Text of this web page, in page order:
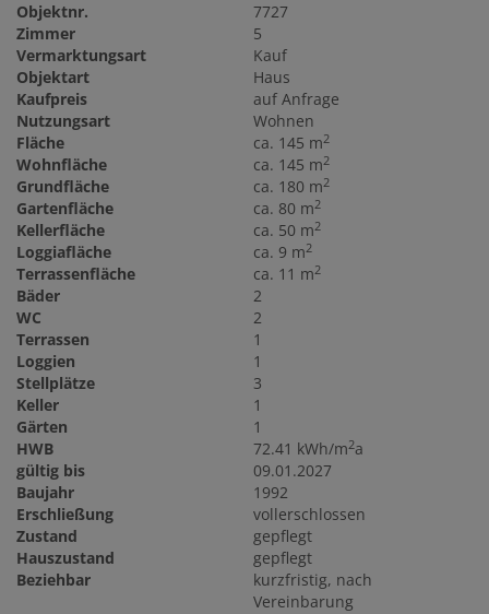
Objektnr.
7727
Zimmer
5
Vermarktungsart
Kauf
Objektart
Haus
Kaufpreis
auf Anfrage
Nutzungsart
Wohnen
Fläche
ca. 145 m2
Wohnfläche ca. 145 m2
Grundfläche ca. 180 m2
Gartenfläche ca. 80 m2
Kellerfläche ca. 50 m2
Loggiafläche ca. 9 m2
Terrassenfläche ca. 11 m2
Bäder
2
WC
2
Terrassen
1
Loggien
1
Stellplätze
3
Keller
1
Gärten
1
HWB
72.41 kWh/m2a
gültig bis
09.01.2027
Baujahr
1992
Erschließung
vollerschlossen
Zustand
gepflegt
Hauszustand
gepflegt
Beziehbar
kurzfristig, nach
Vereinbarung